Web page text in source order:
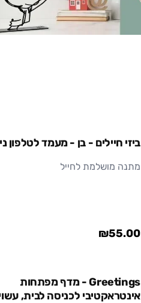
ביזי חיילים - בן - מעמד לטלפון
מתנה מושלמת לחייל
₪55.00
Greetings - מדף מפתחות
אינטראקטיבי לכניסה לבית,